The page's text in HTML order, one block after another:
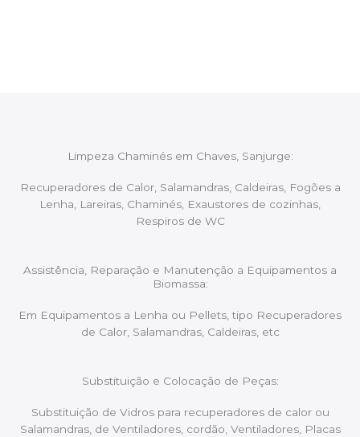
Limpeza Chaminés em Chaves, Sanjurge:
Recuperadores de Calor, Salamandras, Caldeiras, Fogões a
Lenha, Lareiras, Chaminés, Exaustores de cozinhas,
Respiros de WC
Assistência, Reparação e Manutenção a Equipamentos a
Biomassa:
Em Equipamentos a Lenha ou Pellets, tipo Recuperadores
de Calor, Salamandras, Caldeiras, etc
Substituição e Colocação de Peças:
Substituição de Vidros para recuperadores de calor ou
Salamandras, de Ventiladores, cordão, Ventiladores, Placas